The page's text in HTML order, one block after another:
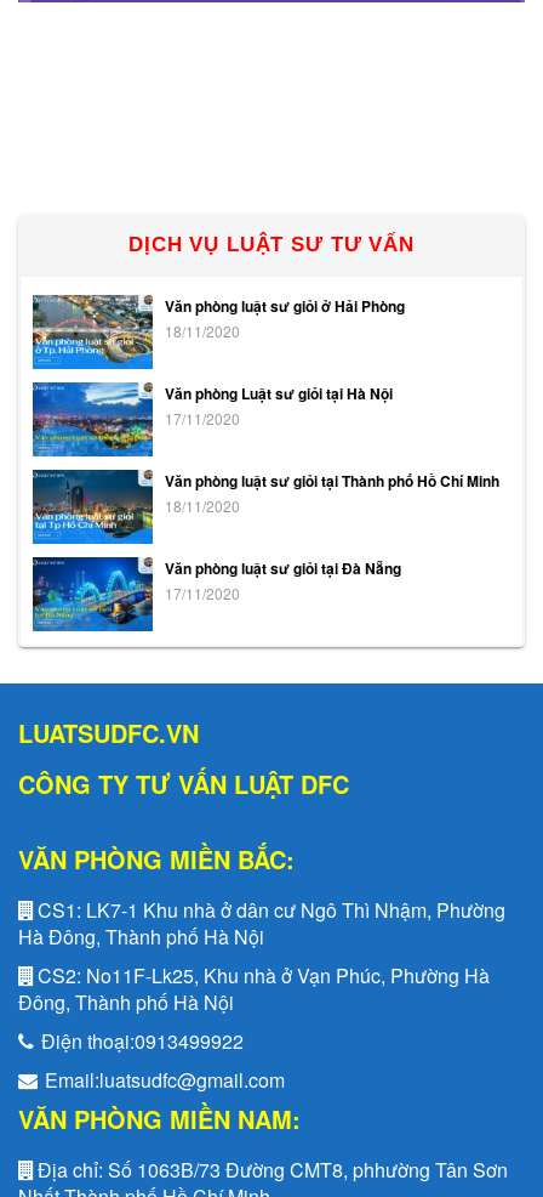
DỊCH VỤ LUẬT SƯ TƯ VẤN
Văn phòng luật sư giỏi ở Hải Phòng
18/11/2020
Văn phòng Luật sư giỏi tại Hà Nội
17/11/2020
Văn phòng luật sư giỏi tại Thành phố Hồ Chí Minh
18/11/2020
Văn phòng luật sư giỏi tại Đà Nẵng
17/11/2020
LUATSUDFC.VN
CÔNG TY TƯ VẤN LUẬT DFC
VĂN PHÒNG MIỀN BẮC:
CS1: LK7-1 Khu nhà ở dân cư Ngô Thì Nhậm, Phường
Hà Đông, Thành phố Hà Nội
CS2: No11F-Lk25, Khu nhà ở Vạn Phúc, Phường Hà
Đông, Thành phố Hà Nội
Điện thoại:0913499922
Email:luatsudfc@gmail.com
VĂN PHÒNG MIỀN NAM:
Địa chỉ: Số 1063B/73 Đường CMT8, phhường Tân Sơn